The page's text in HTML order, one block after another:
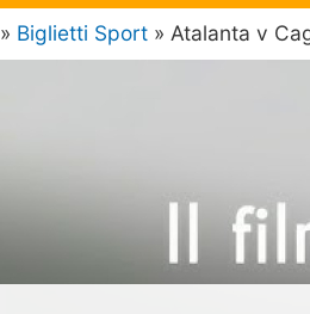
» Biglietti Sport » Atalanta v